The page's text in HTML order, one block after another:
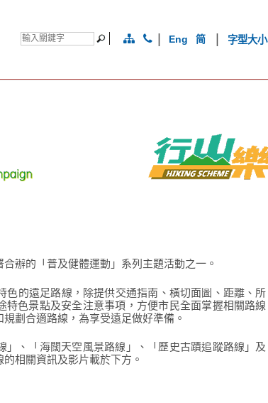
Eng 简 字型大小
辦的「普及健體運動」系列主題活動之一。
色的遠足路線，除提供交通指南、橫切面圖、距離、所
特色景點及安全注意事項，方便市民全面掌握相關路線
劃合適路線，為享受遠足做好準備。
」、「海闊天空風景路線」、「歷史古蹟追蹤路線」及
相關資訊及影片載於下方。